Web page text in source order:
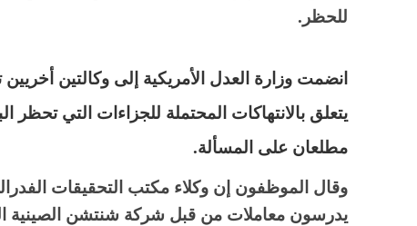
للحظر.
انضمت وزارة العدل الأمريكية إلى وكالتين
يتعلق بالانتهاكات المحتملة للجزاءات التي
مطلعان على المسألة.
وقال الموظفون إن وكلاء مكتب التحقيقات
يدرسون معاملات من قبل شركة شنتشن الصينية